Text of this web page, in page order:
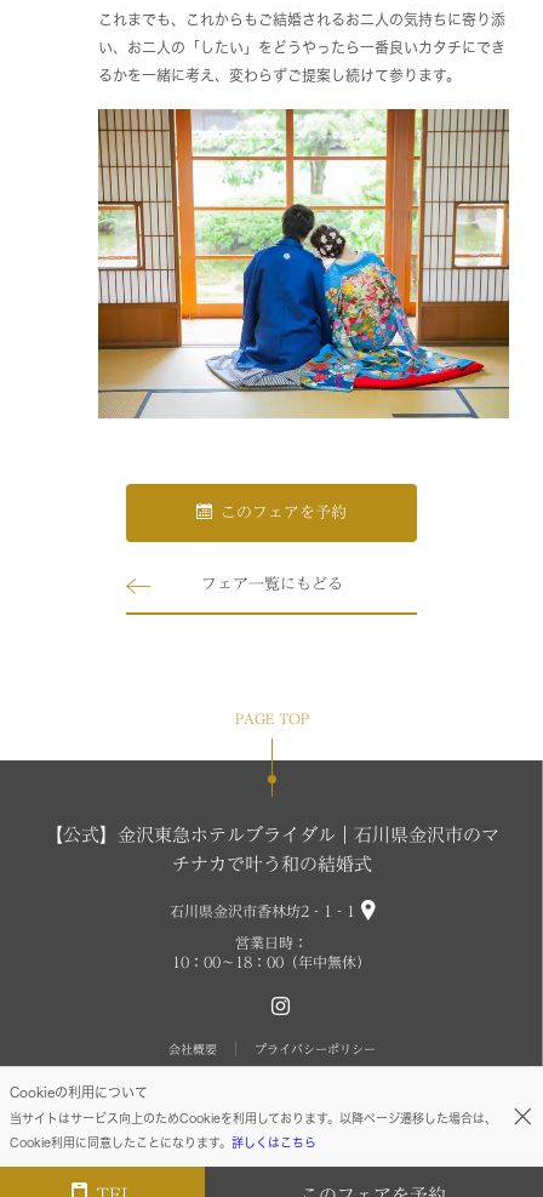
これまでも、これからもご結婚されるお二人の気持ちに寄り添
い、お二人の「したい」をどうやったら一番良いカタチにでき
るかを一緒に考え、変わらずご提案し続けて参ります。
このフェアを予約
フェア一覧にもどる
Cookieの利用について
当サイトはサービス向上のためCookieを利用しております。以降ページ遷移した場合は、
Cookie利用に同意したことになります。 詳しくはこちら
PAGE TOP
【公式】金沢東急ホテルブライダル｜石川県金沢市のマ
チナカで叶う和の結婚式
石川県金沢市香林坊2‐1‐1
営業日時：
10：00～18：00（年中無休）
会社概要 プライバシーポリシー